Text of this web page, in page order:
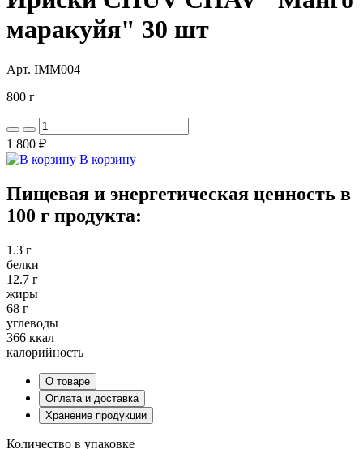
маракуйя" 30 шт
Арт. IMM004
800 г
1 800 ₽
В корзину
Пищевая и энергетическая ценность в
100 г продукта:
1.3 г
белки
12.7 г
жиры
68 г
углеводы
366 ккал
калорийность
О товаре
Оплата и доставка
Хранение продукции
Количество в упаковке